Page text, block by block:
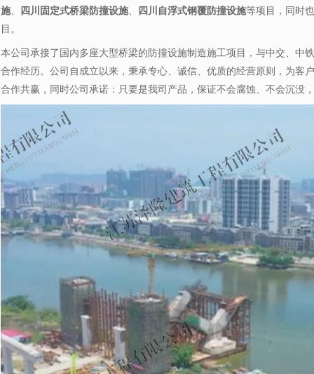
施、 四川固定式桥梁防撞设施、 四川自浮式钢覆防撞设施等项目，同时
目。
本公司承接了国内多座大型桥梁的防撞设施制造施工项目，与中交、中
合作经历。公司自成立以来，秉承专心、诚信、优质的经营原则，为客
合作共赢，同时公司承诺：只要是我司产品，保证不会腐蚀、不会沉没